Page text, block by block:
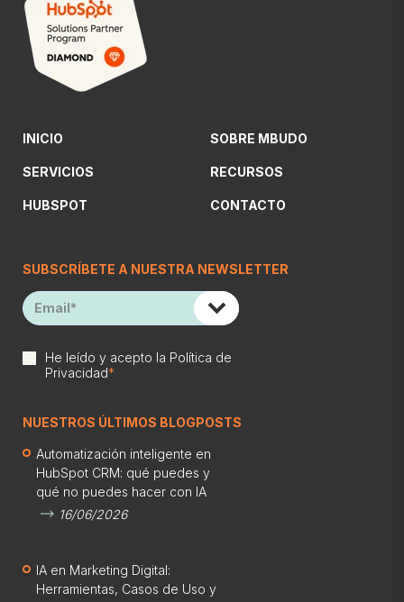
INICIO
SERVICIOS
HUBSPOT
SOBRE MBUDO
RECURSOS
CONTACTO
SUBSCRÍBETE A NUESTRA NEWSLETTER
He leído y acepto la Política de
Privacidad*
NUESTROS ÚLTIMOS BLOGPOSTS
Automatización inteligente en
HubSpot CRM: qué puedes y
qué no puedes hacer con IA
16/06/2026
IA en Marketing Digital:
Herramientas, Casos de Uso y